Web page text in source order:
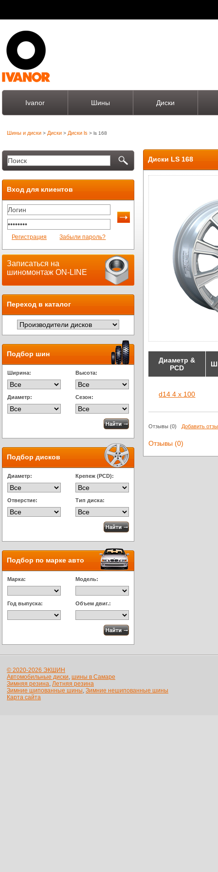
Ivanor Шины Диски
Шины и диски > Диски > Диски ls > ls 168
Вход для клиентов
Регистрация Забыли пароль?
Записаться на
шиномонтаж ON-LINE
Переход в каталог
Подбор шин
Ширина: Высота:
Диаметр: Сезон:
Подбор дисков
Диаметр: Крепеж (PCD):
Отверстие: Тип диска:
Подбор по марке авто
Марка: Модель:
Год выпуска: Объем двиг.:
Диски LS 168
Диаметр &
PCD
d14 4 x 100
Отзывы (0) Добавить
Отзывы (0)
© 2020-2026 ЭКШИН
Автомобильные диски, шины в Самаре
Зимняя резина, Летняя резина
Зимние шипованные шины, Зимние нешипованные шины
Карта сайта